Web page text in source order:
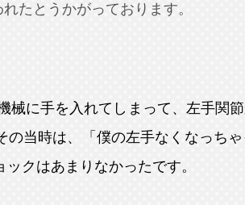
たとうかがっております。
械に手を入れてしまって、左手関
の当時は、「僕の左手なくなっち
クはあまりなかったです。